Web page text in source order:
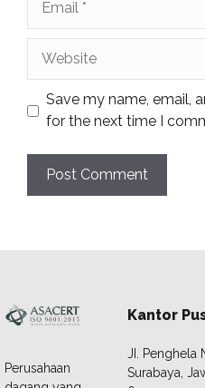
Save my name, email,
for the next time I
Perusahaan
Kantor
JI. Penghela
Surabaya,